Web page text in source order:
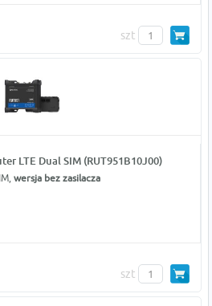
szt
LTE Dual SIM (RUT951B10J00)
wersja bez zasilacza
szt